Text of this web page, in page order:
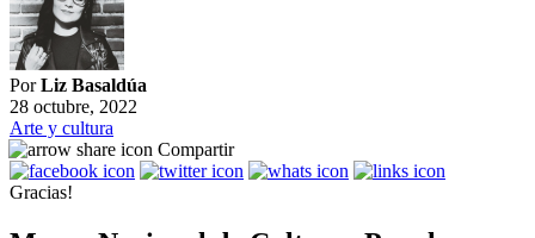
PorLiz Basaldúa
28 octubre, 2022
Arte y cultura
Compartir
Gracias!